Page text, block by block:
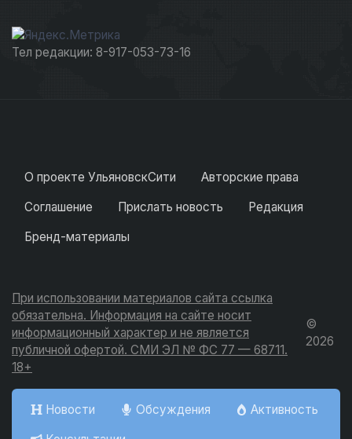
Тел редакции: 8-917-053-73-16
О проекте УльяновскСити
Авторские права
Соглашение
Прислать новость
Редакция
Бренд-материалы
При использовании материалов сайта ссылка
обязательна. Информация на сайте носит
информационный характер и не является
публичной офертой. СМИ ЭЛ № ФС 77 — 68711.
18+
©
2026
Новости Обсуждения
Активность